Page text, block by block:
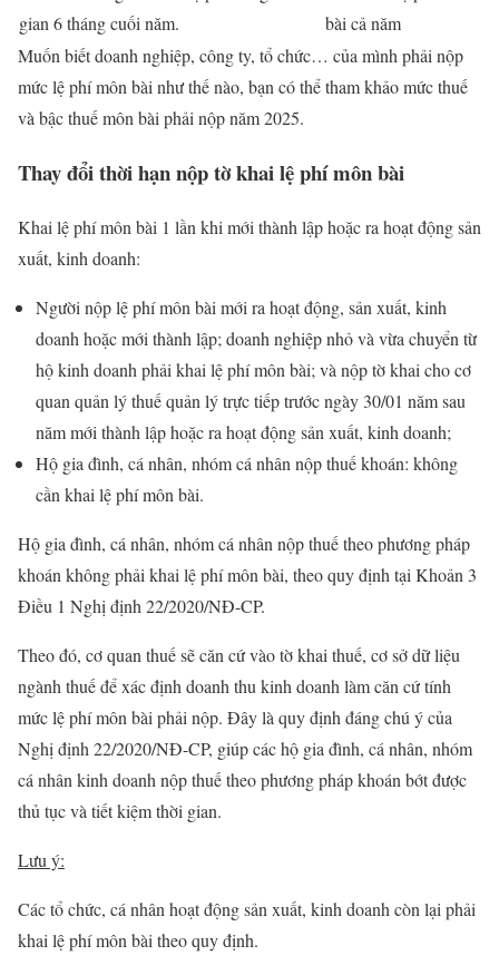
gian 6 tháng cuối năm.
bài cả năm
Muốn biết doanh nghiệp, công ty, tổ chức… của mình phải nộp
mức lệ phí môn bài như thế nào, bạn có thể tham khảo mức thuế
và bậc thuế môn bài phải nộp năm 2025.
Thay đổi thời hạn nộp tờ khai lệ phí môn bài
Khai lệ phí môn bài 1 lần khi mới thành lập hoặc ra hoạt động sản
xuất, kinh doanh:
Người nộp lệ phí môn bài mới ra hoạt động, sản xuất, kinh
doanh hoặc mới thành lập; doanh nghiệp nhỏ và vừa chuyển từ
hộ kinh doanh phải khai lệ phí môn bài; và nộp tờ khai cho cơ
quan quản lý thuế quản lý trực tiếp trước ngày 30/01 năm sau
năm mới thành lập hoặc ra hoạt động sản xuất, kinh doanh;
Hộ gia đình, cá nhân, nhóm cá nhân nộp thuế khoán: không
cần khai lệ phí môn bài.
Hộ gia đình, cá nhân, nhóm cá nhân nộp thuế theo phương pháp
khoán không phải khai lệ phí môn bài, theo quy định tại Khoản 3
Điều 1 Nghị định 22/2020/NĐ-CP.
Theo đó, cơ quan thuế sẽ căn cứ vào tờ khai thuế, cơ sở dữ liệu
ngành thuế để xác định doanh thu kinh doanh làm căn cứ tính
mức lệ phí môn bài phải nộp. Đây là quy định đáng chú ý của
Nghị định 22/2020/NĐ-CP, giúp các hộ gia đình, cá nhân, nhóm
cá nhân kinh doanh nộp thuế theo phương pháp khoán bớt được
thủ tục và tiết kiệm thời gian.
Lưu ý:
Các tổ chức, cá nhân hoạt động sản xuất, kinh doanh còn lại phải
khai lệ phí môn bài theo quy định.